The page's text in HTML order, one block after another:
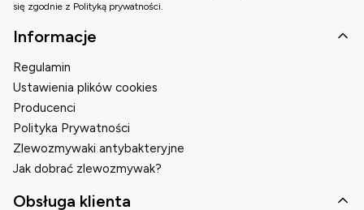
się zgodnie z Polityką prywatności.
Linki w stopce
Informacje
Regulamin
Ustawienia plików cookies
Producenci
Polityka Prywatności
Zlewozmywaki antybakteryjne
Jak dobrać zlewozmywak?
Obsługa klienta